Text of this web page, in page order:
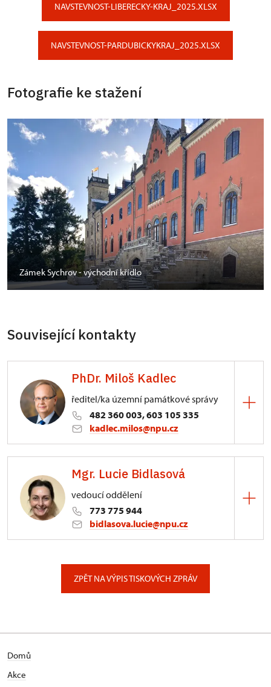
NAVSTEVNOST-LIBERECKY-KRAJ_2025.XLSX
NAVSTEVNOST-PARDUBICKYKRAJ_2025.XLSX
Fotografie ke stažení
Zámek Sychrov - východní křídlo
Související kontakty
PhDr. Miloš Kadlec
ředitel/ka územní památkové správy
482 360 003, 603 105 335
kadlec.milos@npu.cz
3/, Sychrov 3
Mgr. Lucie Bidlasová
vedoucí oddělení
773 775 944
bidlasova.lucie@npu.cz
ZPĚT NA VÝPIS TISKOVÝCH ZPRÁV
Domů
Akce